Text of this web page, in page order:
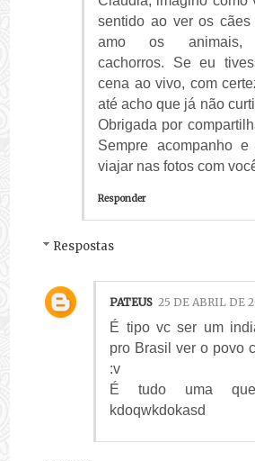
sentido ao ver os
amo os animais,
cachorros. Se eu
cena ao vivo, com
até acho que já não
Obrigada por
Sempre acompanho
viajar nas fotos com
Responder
Respostas
PATEUS 25 DE ABRIL DE
É tipo vc ser um
pro Brasil ver o povo
:v
É tudo uma
kdoqwkdokasd